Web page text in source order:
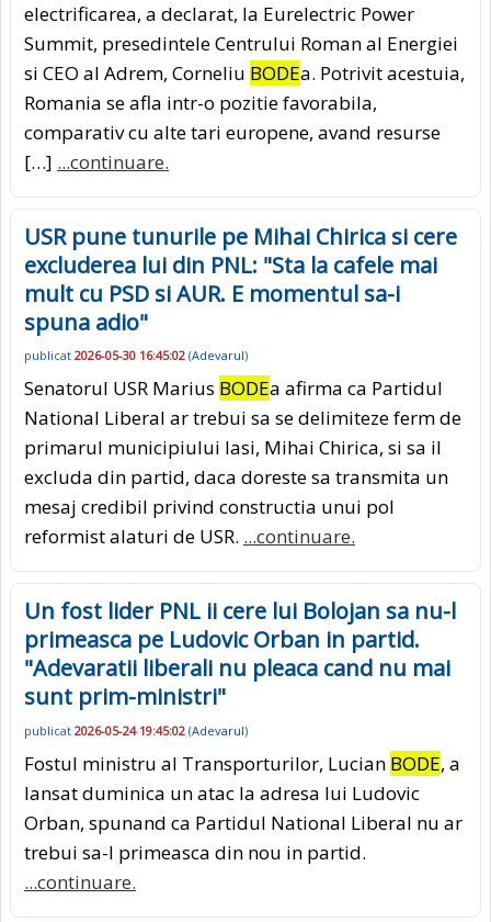
electrificarea, a declarat, la Eurelectric Power
Summit, presedintele Centrului Roman al Energiei
si CEO al Adrem, Corneliu BODEa. Potrivit acestuia,
Romania se afla intr-o pozitie favorabila,
comparativ cu alte tari europene, avand resurse
[…] ...continuare.
USR pune tunurile pe Mihai Chirica si cere
excluderea lui din PNL: "Sta la cafele mai
mult cu PSD si AUR. E momentul sa-i
spuna adio"
publicat 2026-05-30 16:45:02 (Adevarul)
Senatorul USR Marius BODEa afirma ca Partidul
National Liberal ar trebui sa se delimiteze ferm de
primarul municipiului Iasi, Mihai Chirica, si sa il
excluda din partid, daca doreste sa transmita un
mesaj credibil privind constructia unui pol
reformist alaturi de USR. ...continuare.
Un fost lider PNL ii cere lui Bolojan sa nu-l
primeasca pe Ludovic Orban in partid.
"Adevaratii liberali nu pleaca cand nu mai
sunt prim-ministri"
publicat 2026-05-24 19:45:02 (Adevarul)
Fostul ministru al Transporturilor, Lucian BODE, a
lansat duminica un atac la adresa lui Ludovic
Orban, spunand ca Partidul National Liberal nu ar
trebui sa-l primeasca din nou in partid.
...continuare.